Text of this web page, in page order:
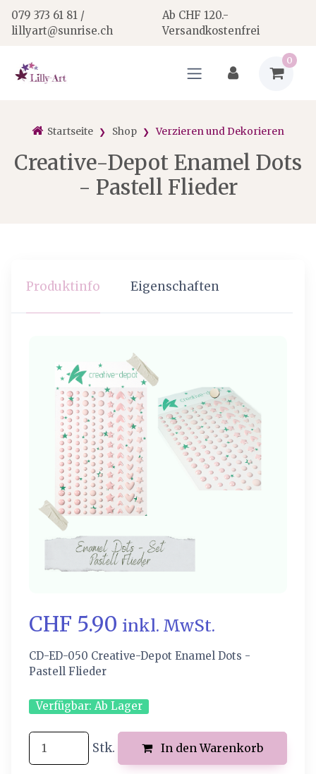
079 373 61 81 /
lillyart@sunrise.ch
Ab CHF 120.-
Versandkostenfrei
0
Startseite Shop Verzieren und Dekorieren
Creative-Depot Enamel Dots
- Pastell Flieder
Produktinfo Eigenschaften
CHF 5.90 inkl. MwSt.
CD-ED-050 Creative-Depot Enamel Dots -
Pastell Flieder
Verfügbar: Ab Lager
Stk. In den Warenkorb